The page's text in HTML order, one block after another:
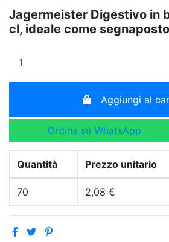
Jagermeister Digestivo in
cl, ideale come
Aggiungi al
Ordina su WhatsApp
Quantità Prezzo unitario
70 2,08 €